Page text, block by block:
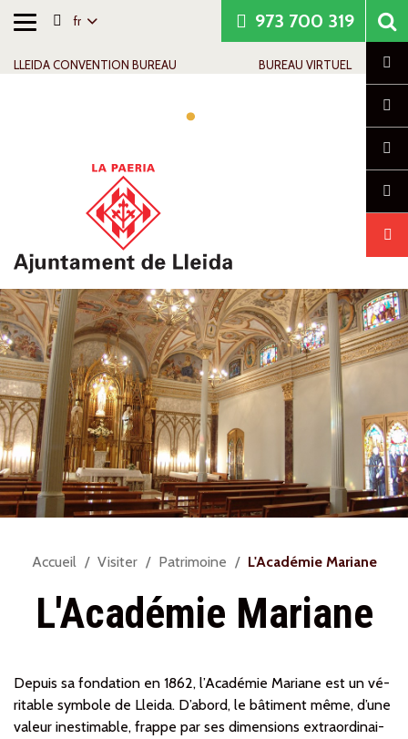
Basculer
navigation
fr
LLEIDA CONVENTION BUREAU BUREAU VIRTUEL
973 700 319
Vous
Accueil Visiter Patrimoine L'Académie Mariane
L'Académie Mariane
Depuis sa fondation en 1862, l’Académie Mariane est un vé­
ri­ta­ble symbole de Lleida. D’abord, le bâtiment même, d’une
valeur inestimable, fra­p­pe par ses di­men­sions ex­traor­di­nai­